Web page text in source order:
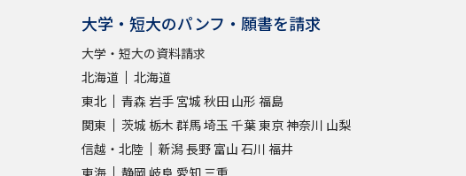
大学・短大のパンフ・願書を請求
大学・短大の資料請求
北海道
北海道
東北
青森 岩手 宮城 秋田 山形 福島
関東
茨城 栃木 群馬埼玉 千葉東京神奈川 山梨
信越・北陸
新潟長野 富山 石川 福井
東海
静岡 岐阜 愛知 三重